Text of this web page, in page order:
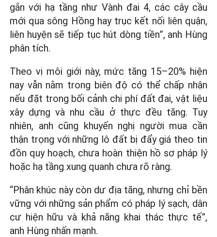
gắn với hạ tầng như Vành đai 4, các cây cầu
mới qua sông Hồng hay trục kết nối liên quận,
liên huyện sẽ tiếp tục hút dòng tiền”, anh Hùng
phân tích.
Theo vị môi giới này, mức tăng 15–20% hiện
nay vẫn nằm trong biên độ có thể chấp nhận
nếu đặt trong bối cảnh chi phí đất đai, vật liệu
xây dựng và nhu cầu ở thực đều tăng. Tuy
nhiên, anh cũng khuyến nghị người mua cần
thận trọng với những lô đất bị đẩy giá theo tin
đồn quy hoạch, chưa hoàn thiện hồ sơ pháp lý
hoặc hạ tầng xung quanh chưa rõ ràng.
“Phân khúc này còn dư địa tăng, nhưng chỉ bền
vững với những sản phẩm có pháp lý sạch, dân
cư hiện hữu và khả năng khai thác thực tế”,
anh Hùng nhấn mạnh.